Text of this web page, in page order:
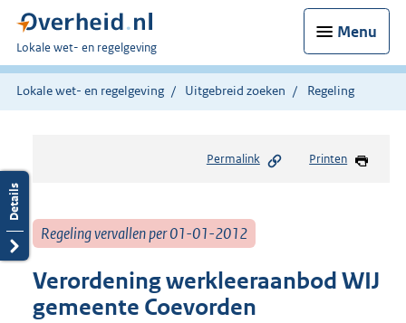
Menu
U
bent
hier:
Lokale wet- en regelgeving
Lokale wet- en regelgeving Uitgebreid zoeken Regeling
Permalink Printen
Regeling vervallen per 01-01-2012
Verordening werkleeraanbod WIJ
gemeente Coevorden